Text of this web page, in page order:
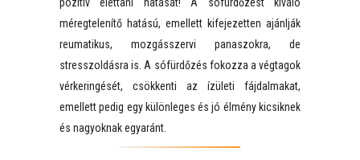
méregtelenítő hatású, emellett kifejezetten ajánlják
reumatikus, mozgásszervi panaszokra, de
stresszoldásra is. A sófürdőzés fokozza a végtagok
vérkeringését, csökkenti az ízületi fájdalmakat,
emellett pedig egy különleges és jó élmény kicsiknek
és nagyoknak egyaránt.